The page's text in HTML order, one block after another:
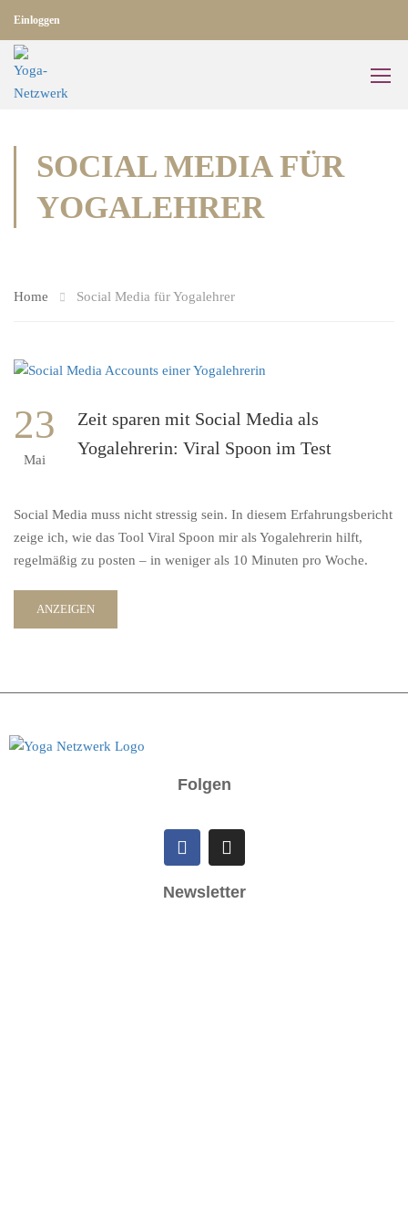
Einloggen
SOCIAL MEDIA FÜR
YOGALEHRER
Home Social Media für Yogalehrer
23
Mai
Zeit sparen mit Social Media als
Yogalehrerin: Viral Spoon im Test
Social Media muss nicht stressig sein. In diesem Erfahrungsbericht
zeige ich, wie das Tool Viral Spoon mir als Yogalehrerin hilft,
regelmäßig zu posten – in weniger als 10 Minuten pro Woche.
ANZEIGEN
Folgen
Newsletter